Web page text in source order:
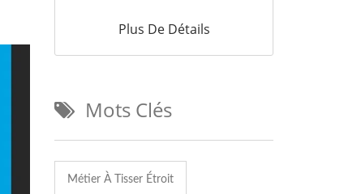
Plus De Détails
Mots Clés
Métier À Tisser Étroit